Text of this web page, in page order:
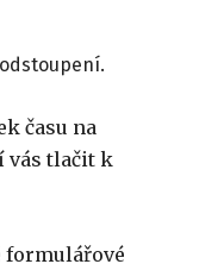
času na
vás tlačit k
formulářové